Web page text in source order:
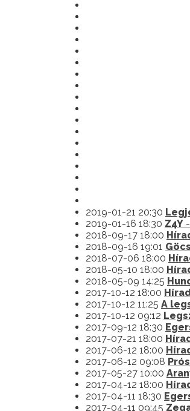
2019-01-21 20:30
2019-01-16 18:30 Z4Y
2018-09-17 18:00
2018-09-16 19:01
2018-07-06 18:00
2018-05-10 18:00
2018-05-09 14:25
2017-10-12 18:00
2017-10-12 11:25 A
2017-10-12 09:12
2017-09-12 18:30
2017-07-21 18:00
2017-06-12 18:00
2017-06-12 09:08
2017-05-27 10:00
2017-04-12 18:00
2017-04-11 18:30
2017-04-11 09:45